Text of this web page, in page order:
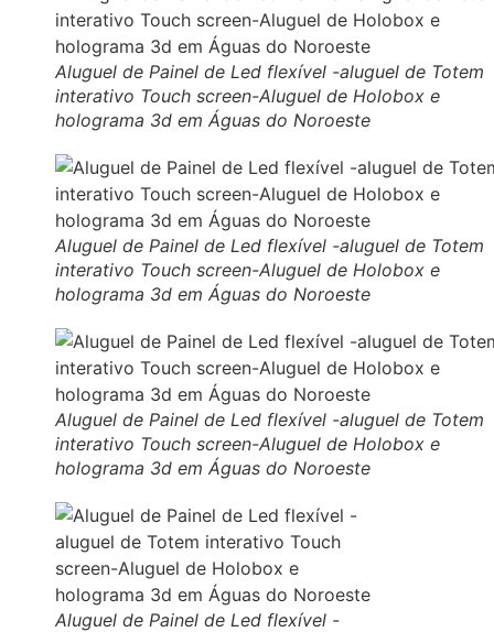
Aluguel de Painel de Led flexível -aluguel de Totem
interativo Touch screen-Aluguel de Holobox e
holograma 3d em Águas do Noroeste
Aluguel de Painel de Led flexível -aluguel de Totem
interativo Touch screen-Aluguel de Holobox e
holograma 3d em Águas do Noroeste
Aluguel de Painel de Led flexível -aluguel de Totem
interativo Touch screen-Aluguel de Holobox e
holograma 3d em Águas do Noroeste
Aluguel de Painel de Led flexível -